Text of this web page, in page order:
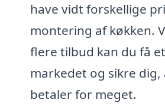
have vidt forskellige
montering af køkken.
flere tilbud kan du få
markedet og sikre dig,
betaler for meget.